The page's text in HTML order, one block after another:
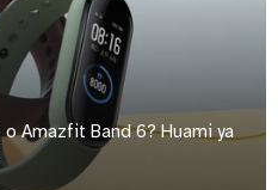
o Amazfit Band 6? Huami ya